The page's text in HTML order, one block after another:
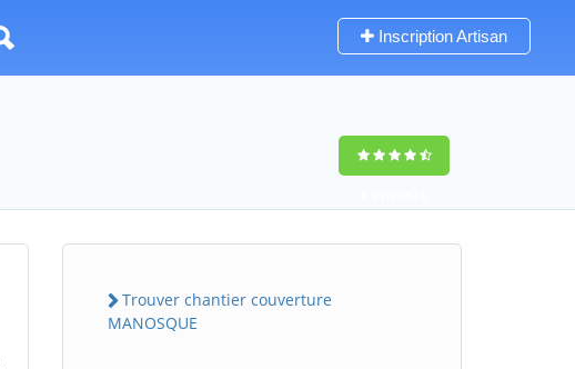
Inscription Artisan
Trouver chantier couverture
MANOSQUE